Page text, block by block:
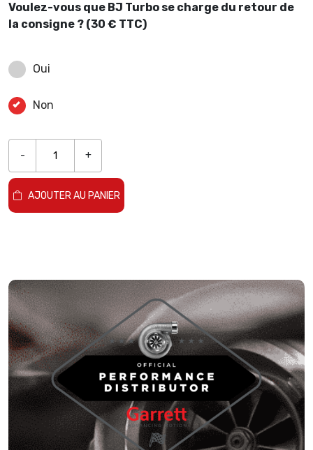
Voulez-vous que BJ Turbo se charge du retour de
la consigne ? (30 € TTC)
Oui
Non
- +
AJOUTER AU PANIER